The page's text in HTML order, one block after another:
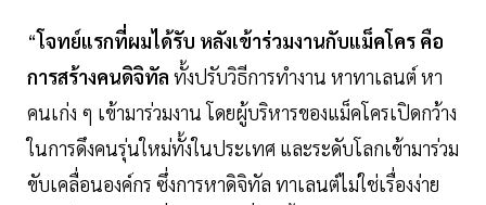
“โจทย์แรกที่ผมได้รับ หลังเข้าร่วมงานกับแม็คโคร คือ
การสร้างคนดิจิทัล ทั้งปรับวิธีการทำงาน หาทาเลนต์ หา
คนเก่ง ๆ เข้ามาร่วมงาน โดยผู้บริหารของแม็คโครเปิดกว้าง
ในการดึงคนรุ่นใหม่ทั้งในประเทศ และระดับโลกเข้ามาร่วม
ขับเคลื่อนองค์กร ซึ่งการหาดิจิทัล ทาเลนต์ไม่ใช่เรื่องง่าย